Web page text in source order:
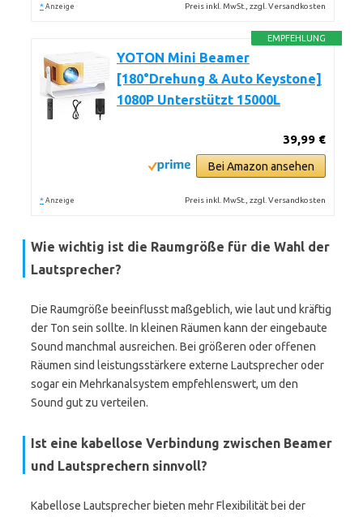
* Anzeige Preis inkl. MwSt., zzgl. Versandkosten
EMPFEHLUNG
YOTON Mini Beamer
[180°Drehung & Auto Keystone]
1080P Unterstützt 15000L
39,99 €
Bei Amazon ansehen
* Anzeige Preis inkl. MwSt., zzgl. Versandkosten
Wie wichtig ist die Raumgröße für die Wahl der
Lautsprecher?
Die Raumgröße beeinflusst maßgeblich, wie laut und kräftig
der Ton sein sollte. In kleinen Räumen kann der eingebaute
Sound manchmal ausreichen. Bei größeren oder offenen
Räumen sind leistungsstärkere externe Lautsprecher oder
sogar ein Mehrkanalsystem empfehlenswert, um den
Sound gut zu verteilen.
Ist eine kabellose Verbindung zwischen Beamer
und Lautsprechern sinnvoll?
Kabellose Lautsprecher bieten mehr Flexibilität bei der